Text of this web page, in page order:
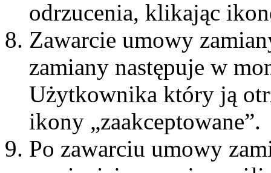
odrzucenia, klikając
Zawarcie umowy
zamiany następuje w
Użytkownika który ją
ikony „zaakceptowane”.
Po zawarciu umowy